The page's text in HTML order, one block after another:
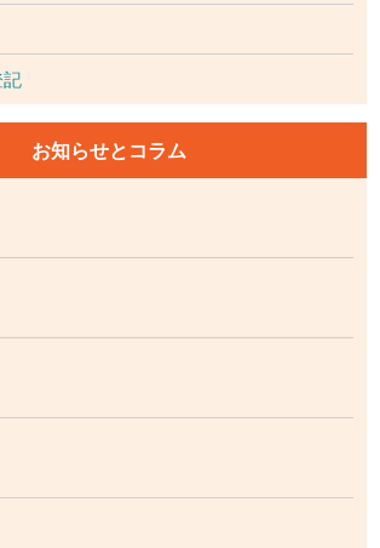
お知らせとコラム